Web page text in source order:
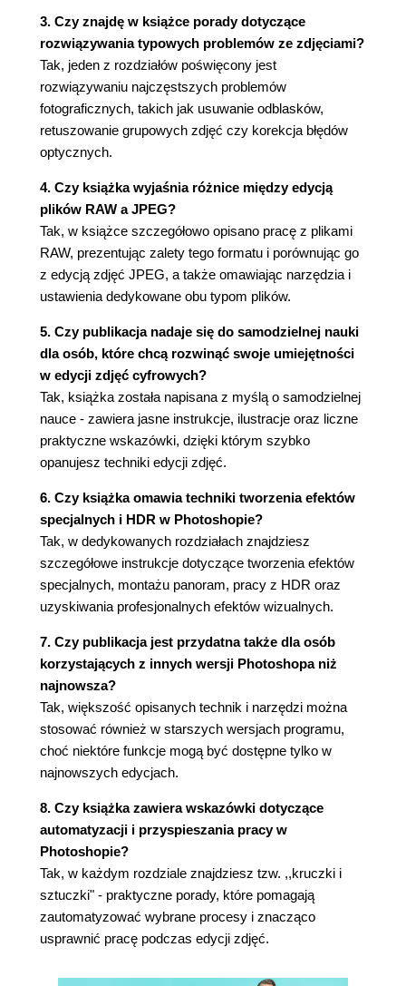
Poprawianie kolorystyki (lub tworzenie efektów
specjalnych) poprzez malowanie balansem bieli
(081)
Usuwanie szumu tylko z obszarów cieni (082)
Jak wycisnąć więcej niż 100% z każdego
suwaka? (083)
Photoshop - kruczki i sztuczki (084)
Rozdział 4. Lens. Korygowanie wad obiektywu
(087)
Automatyczna korekcja wad obiektywu (088)
Automatyczne korygowanie zniekształceń
optycznych za pomocą narzędzia Upright (090)
Prostowanie ze wspomaganiem - kiedy Camera
Raw potrzebuje Twojej pomocy (094)
Korygowanie efektu aberracji chromatycznej (to te
kolorowe otoczki) (098)
Korygowanie efektu winiety (100)
Photoshop - kruczki i sztuczki (101)
Rozdział 5. Special Effects. Efekty specjalne w
Dodawanie efektu winiety (104)
Tworzenie niestandardowych winiet i efektów
świetlnych (107)
Montaż zdjęć panoramicznych w Camera Raw
(112)
Dwukrotne przetwarzanie zdjęcia, czyli próba
uchwycenia niemożliwego (116)
Efekty specjalne w module Camera Raw (122)
Mokre jezdnie i bruk uliczny (124)
Konwersja zdjęć na czarno-białe w module
Camera Raw (126)
Tonowanie (130)
Bichromie - prościej się już nie da! (132)
obrazu w Camera Raw (133)
Photoshop - kruczki i sztuczki (134)
Rozdział 6. Kadr. Skalowanie i kadrowanie zdjęć
(137)
Podstawy kadrowania zdjęć (138)
Kadrowanie do określonego rozmiaru (144)
(Kadrowanie) (146)
3. Czy znajdę w książce porady dotyczące
rozwiązywania typowych problemów ze zdjęciami?
Tak, jeden z rozdziałów poświęcony jest
rozwiązywaniu najczęstszych problemów
fotograficznych, takich jak usuwanie odblasków,
retuszowanie grupowych zdjęć czy korekcja błędów
optycznych.
4. Czy książka wyjaśnia różnice między edycją
plików RAW a JPEG?
Tak, w książce szczegółowo opisano pracę z plikami
RAW, prezentując zalety tego formatu i porównując go
z edycją zdjęć JPEG, a także omawiając narzędzia i
ustawienia dedykowane obu typom plików.
5. Czy publikacja nadaje się do samodzielnej nauki
dla osób, które chcą rozwinąć swoje umiejętności
w edycji zdjęć cyfrowych?
Tak, książka została napisana z myślą o samodzielnej
nauce - zawiera jasne instrukcje, ilustracje oraz liczne
praktyczne wskazówki, dzięki którym szybko
opanujesz techniki edycji zdjęć.
6. Czy książka omawia techniki tworzenia efektów
specjalnych i HDR w Photoshopie?
Tak, w dedykowanych rozdziałach znajdziesz
szczegółowe instrukcje dotyczące tworzenia efektów
specjalnych, montażu panoram, pracy z HDR oraz
uzyskiwania profesjonalnych efektów wizualnych.
7. Czy publikacja jest przydatna także dla osób
korzystających z innych wersji Photoshopa niż
najnowsza?
Tak, większość opisanych technik i narzędzi można
stosować również w starszych wersjach programu,
choć niektóre funkcje mogą być dostępne tylko w
najnowszych edycjach.
8. Czy książka zawiera wskazówki dotyczące
automatyzacji i przyspieszania pracy w
Photoshopie?
Tak, w każdym rozdziale znajdziesz tzw. ,,kruczki i
sztuczki" - praktyczne porady, które pomagają
zautomatyzować wybrane procesy i znacząco
usprawnić pracę podczas edycji zdjęć.